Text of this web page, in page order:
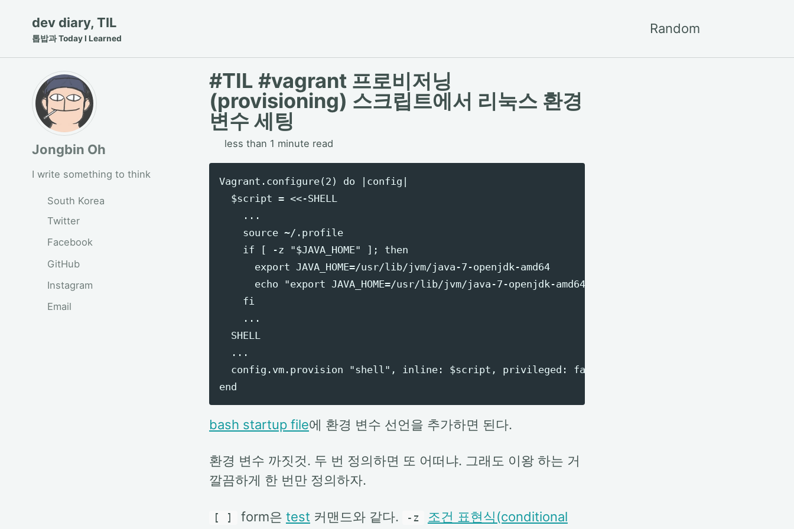
navigation
dev diary, TIL
톱밥과 Today I Learned
Random
Jongbin Oh
I write something to think
South Korea
Twitter
Facebook
GitHub
Instagram
Email
#TIL #vagrant 프로비저닝
(provisioning) 스크립트에서 리눅스 환경
변수 세팅
less than 1 minute read
Vagrant.configure(2) do |config|
  $script = <<-SHELL
    ...
    source ~/.profile
    if [ -z "$JAVA_HOME" ]; then
      export JAVA_HOME=/usr/lib/jvm/java-7-openjdk-amd64
      echo "export JAVA_HOME=/usr/lib/jvm/java-7-openjdk-amd64" >> ~/.profile
    fi
    ...
  SHELL
  ...
  config.vm.provision "shell", inline: $script, privileged: false
bash startup file에 환경 변수 선언을 추가하면 된다.
환경 변수 까짓것. 두 번 정의하면 또 어떠냐. 그래도 이왕 하는 거
깔끔하게 한 번만 정의하자.
[ ] form은 test 커맨드와 같다. -z
조건 표현식(conditional